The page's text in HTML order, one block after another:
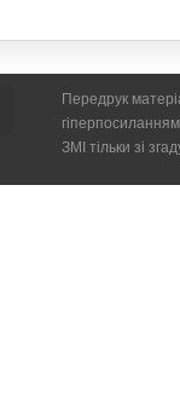
Передрук
ЗМІ тільки зі